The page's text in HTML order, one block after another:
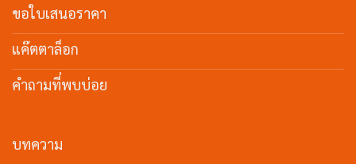
ขอใบเสนอราคา
แค๊ตตาล็อก
คำถามที่พบบ่อย
บทความ